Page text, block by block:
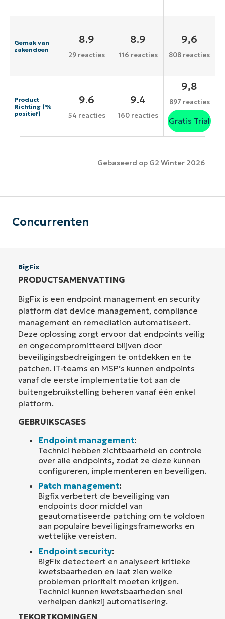
Gemak van
zakendoen
8.9
29 reacties
8.9
116 reacties
9,6
808 reacties
Product
Richting (%
positief)
9.6
54 reacties
9.4
160 reacties
9,8
897 reacties
Gratis Trial
Gebaseerd op G2 Winter 2026
Concurrenten
BigFix
PRODUCTSAMENVATTING
BigFix is een endpoint management en security
platform dat device management, compliance
management en remediation automatiseert.
Deze oplossing zorgt ervoor dat endpoints veilig
en ongecompromitteerd blijven door
beveiligingsbedreigingen te ontdekken en te
patchen. IT-teams en MSP’s kunnen endpoints
vanaf de eerste implementatie tot aan de
buitengebruikstelling beheren vanaf één enkel
platform.
GEBRUIKSCASES
Endpoint management:
Technici hebben zichtbaarheid en controle
over alle endpoints, zodat ze deze kunnen
configureren, implementeren en beveiligen.
Patch management:
Bigfix verbetert de beveiliging van
endpoints door middel van
geautomatiseerde patching om te voldoen
aan populaire beveiligingsframeworks en
wettelijke vereisten.
Endpoint security:
BigFix detecteert en analyseert kritieke
kwetsbaarheden en laat zien welke
problemen prioriteit moeten krijgen.
Technici kunnen kwetsbaarheden snel
verhelpen dankzij automatisering.